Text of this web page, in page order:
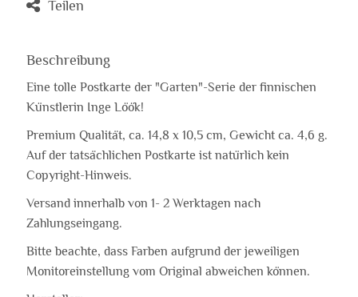
Teilen
Beschreibung
Eine tolle Postkarte der "Garten"-Serie der finnischen
Künstlerin Inge Löök!
Premium Qualität, ca. 14,8 x 10,5 cm, Gewicht ca. 4,6 g.
Auf der tatsächlichen Postkarte ist natürlich kein
Copyright-Hinweis.
Versand innerhalb von 1- 2 Werktagen nach
Zahlungseingang.
Bitte beachte, dass Farben aufgrund der jeweiligen
Monitoreinstellung vom Original abweichen können.